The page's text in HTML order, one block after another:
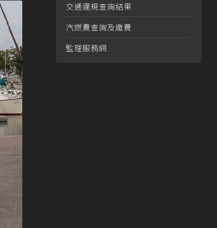
交通違規查詢結果
汽燃費查詢及繳費
監理服務網